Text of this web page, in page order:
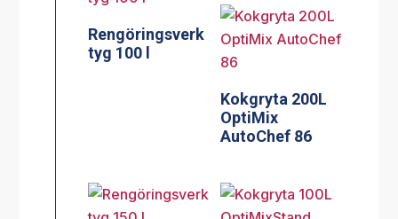
Rengöringsverk
tyg 100 l
Kokgryta 200L
OptiMix
AutoChef 86